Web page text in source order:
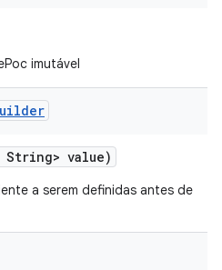
imutável
String> value)
a serem definidas antes de